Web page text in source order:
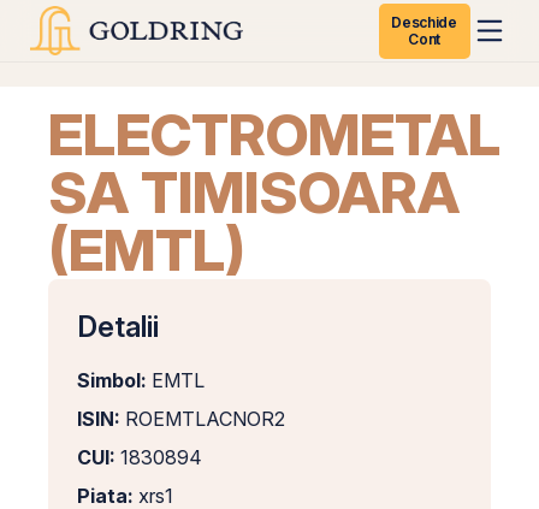
Deschide
Cont
ELECTROMETAL
SA TIMISOARA
(EMTL)
Detalii
Simbol: EMTL
ISIN: ROEMTLACNOR2
CUI: 1830894
Piata: xrs1